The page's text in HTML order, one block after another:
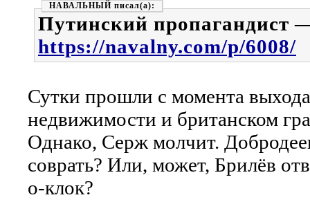
НАВАЛЬНЫЙ
Путинский пропагандист
https://navalny.com/p/6008/
Сутки прошли с момента
недвижимости и британском
Однако, Серж молчит.
соврать? Или, может, Брилёв
о-клок?